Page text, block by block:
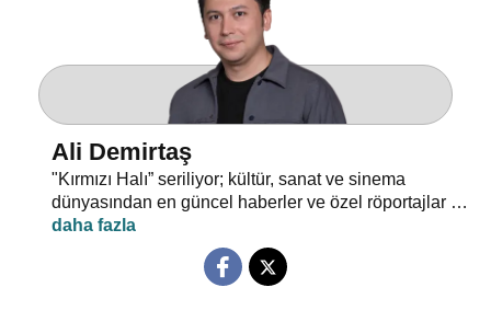
Ali Demirtaş
"Kırmızı Halı” seriliyor; kültür, sanat ve sinema
dünyasından en güncel haberler ve özel röportajlar 24
TV ekranından evlerinize konuk oluyor.